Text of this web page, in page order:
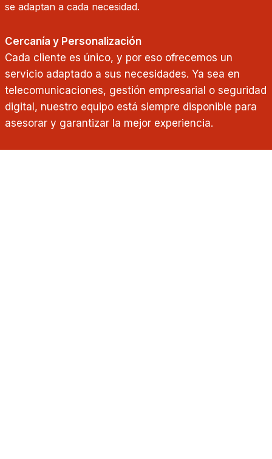
se adaptan a cada necesidad.
Cercanía y Personalización
Cada cliente es único, y por eso ofrecemos un
servicio adaptado a sus necesidades. Ya sea en
telecomunicaciones, gestión empresarial o seguridad
digital, nuestro equipo está siempre disponible para
asesorar y garantizar la mejor experiencia.